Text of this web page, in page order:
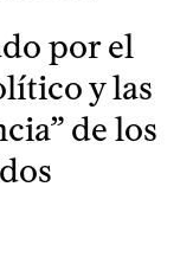
por el
y las
de los